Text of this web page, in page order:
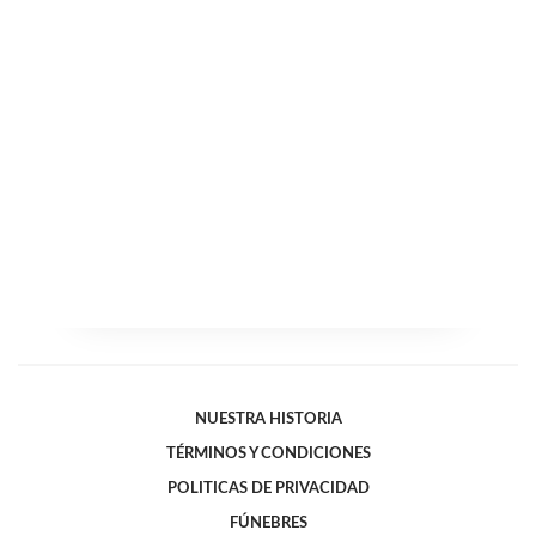
NUESTRA HISTORIA
TÉRMINOS Y CONDICIONES
POLITICAS DE PRIVACIDAD
FÚNEBRES